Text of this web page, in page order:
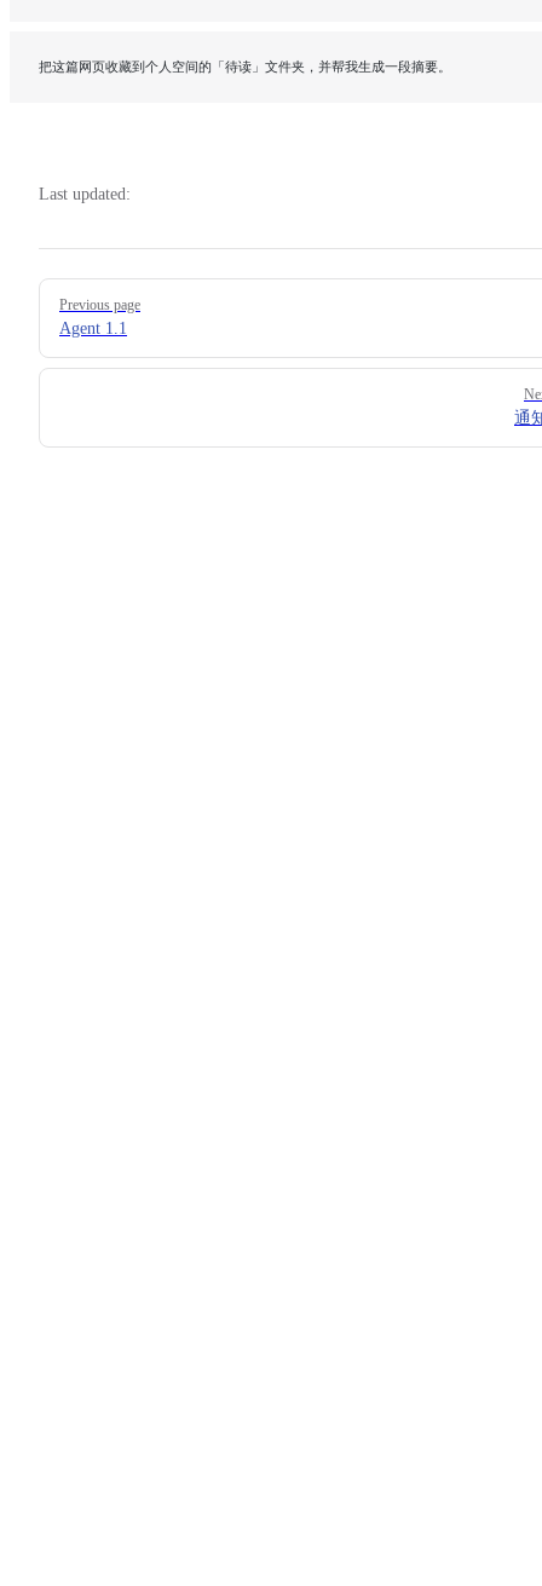
把这篇网页收藏到个人空间的「待读」文件夹，并帮我生成一段摘要。
Last updated:
Pager
Previous page
Agent 1.1
通